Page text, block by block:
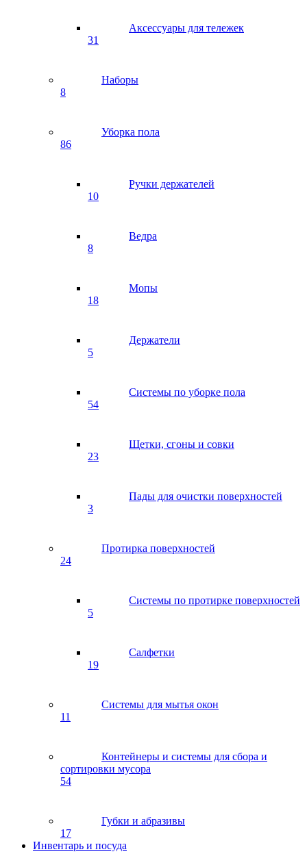
Аксессуары для тележек
31
Наборы
8
Уборка пола
86
Ручки держателей
10
Ведра
8
Мопы
18
Держатели
5
Системы по уборке пола
54
Щетки, сгоны и совки
23
Пады для очистки поверхностей
3
Протирка поверхностей
24
Системы по протирке поверхностей
5
Салфетки
19
Системы для мытья окон
11
Контейнеры и системы для сбора и
сортировки мусора
54
Губки и абразивы
17
Инвентарь и посуда